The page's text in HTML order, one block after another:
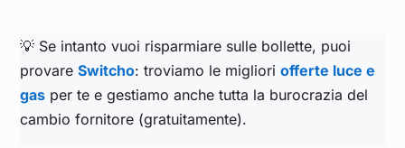
💡 Se intanto vuoi risparmiare sulle bollette, puoi
provareSwitcho: troviamo le miglioriofferte luce e
gas per te e gestiamo anche tutta la burocrazia del
cambio fornitore (gratuitamente).